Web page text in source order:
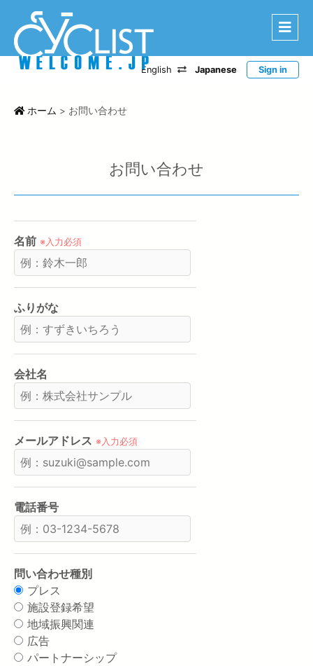
ツアー・イベントから探す
CWC
English Japanese Sign in
ホーム > お問い合わせ
お問い合わせ
名前 ※入力必須
ふりがな
会社名
メールアドレス ※入力必須
電話番号
問い合わせ種別
プレス
施設登録希望
地域振興関連
広告
パートナーシップ